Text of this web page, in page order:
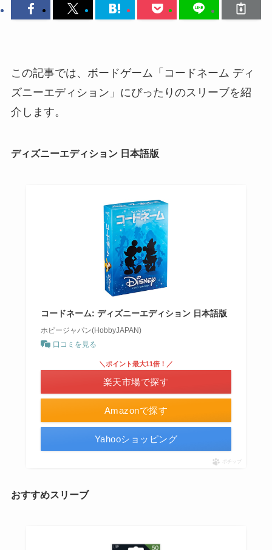
この記事では、ボードゲーム「コードネーム ディ
ズニーエディション」にぴったりのスリーブを紹
介します。
ディズニーエディション 日本語版
コードネーム: ディズニーエディション 日本語版
ホビージャパン(HobbyJAPAN)
口コミを見る
Amazonで探す
＼ポイント最大11倍！／
楽天市場で探す
Yahooショッピング
ポチップ
おすすめスリーブ